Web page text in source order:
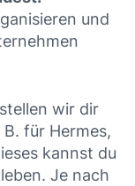
und
wir dir
für Hermes,
kannst du
Je nach